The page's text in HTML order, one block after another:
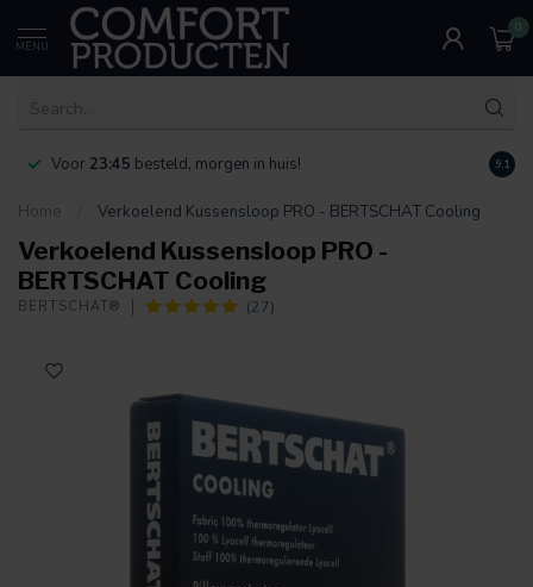
MENU
0
Voor 23:45 besteld, morgen in huis! 9.1
Home Verkoelend Kussensloop PRO - BERTSCHAT Cooling
Verkoelend Kussensloop PRO -
BERTSCHAT Cooling
BERTSCHAT® (27)